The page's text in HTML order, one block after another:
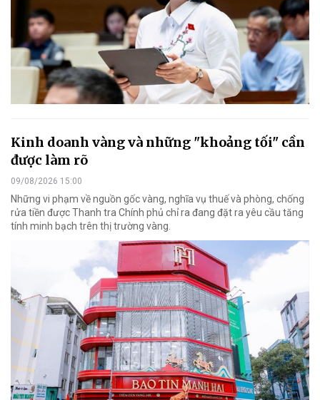
Kinh doanh vàng và những "khoảng tối" cần
được làm rõ
09/08/2026 15:00
Những vi phạm về nguồn gốc vàng, nghĩa vụ thuế và phòng, chống
rửa tiền được Thanh tra Chính phủ chỉ ra đang đặt ra yêu cầu tăng
tính minh bạch trên thị trường vàng.